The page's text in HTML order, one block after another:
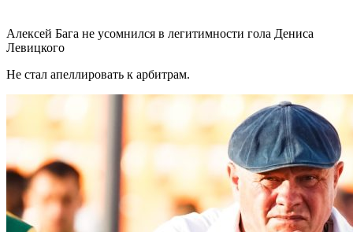
Алексей Бага не усомнился в легитимности гола Дениса
Левицкого
Не стал апеллировать к арбитрам.